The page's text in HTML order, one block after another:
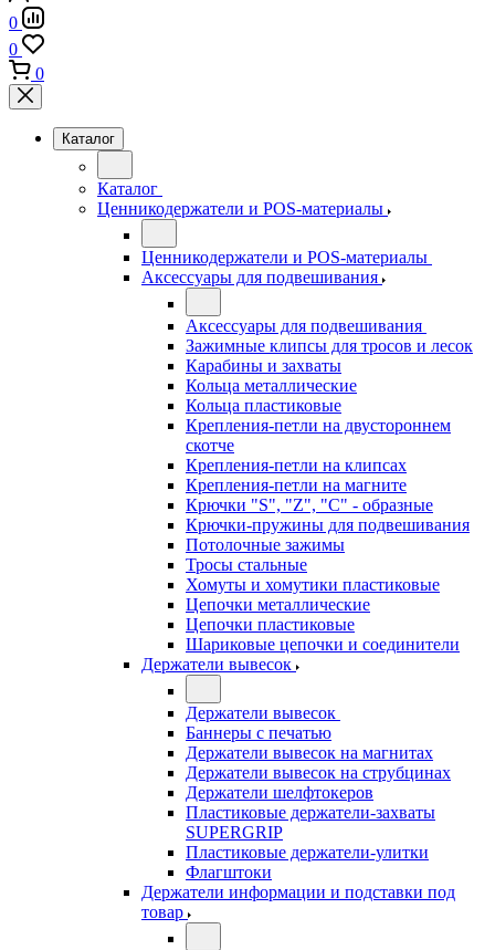
0
0
0
Каталог
Каталог
Ценникодержатели и POS-материалы
Ценникодержатели и POS-материалы
Аксессуары для подвешивания
Аксессуары для подвешивания
Зажимные клипсы для тросов и лесок
Карабины и захваты
Кольца металлические
Кольца пластиковые
Крепления-петли на двустороннем
скотче
Крепления-петли на клипсах
Крепления-петли на магните
Крючки "S", "Z", "C" - образные
Крючки-пружины для подвешивания
Потолочные зажимы
Тросы стальные
Хомуты и хомутики пластиковые
Цепочки металлические
Цепочки пластиковые
Шариковые цепочки и соединители
Держатели вывесок
Держатели вывесок
Баннеры с печатью
Держатели вывесок на магнитах
Держатели вывесок на струбцинах
Держатели шелфтокеров
Пластиковые держатели-захваты
SUPERGRIP
Пластиковые держатели-улитки
Флагштоки
Держатели информации и подставки под
товар